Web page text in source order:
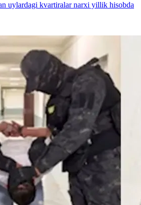
uylardagi kvartiralar narxi yillik hisobda